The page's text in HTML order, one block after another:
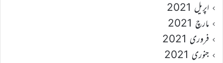
اپریل 2021
مارچ 2021
فروری 2021
جنوری 2021